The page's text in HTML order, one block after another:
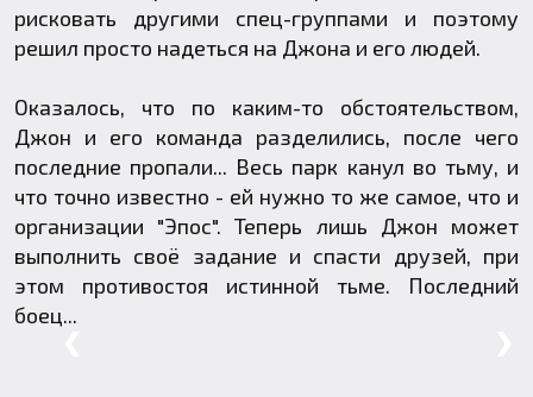
рисковать другими спец-группами и поэтому
решил просто надеться на Джона и его людей.
Оказалось, что по каким-то обстоятельством,
Джон и его команда разделились, после чего
последние пропали... Весь парк канул во тьму, и
что точно известно - ей нужно то же самое, что и
организации "Эпос". Теперь лишь Джон может
выполнить своё задание и спасти друзей, при
этом противостоя истинной тьме. Последний
боец...